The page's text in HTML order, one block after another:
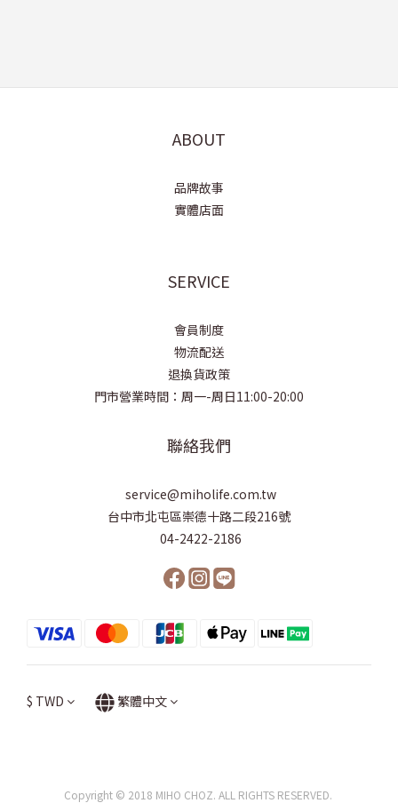
ABOUT
品牌故事
實體店面
SERVICE
會員制度
物流配送
退換貨政策
門市營業時間：周一-周日11:00-20:00
聯絡我們
service@miholife.com.tw
台中市北屯區崇德十路二段216號
04-2422-2186
$ TWD 繁體中文
Copyright © 2018 MIHO CHOZ. ALL RIGHTS RESERVED.